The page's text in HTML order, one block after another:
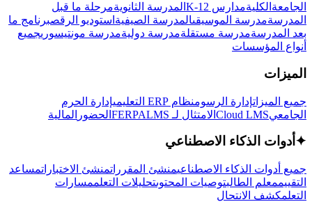
الجامعة الكليةمدارس K-12 المدرسة الثانويةمرحلة ما قبل
المدرسةمدرسة الموسيقىالمدرسة الصيفية استوديو الرقصبرنامج ما
بعد المدرسةمدرسة مستقلةمدرسة دوليةمدرسة مونتيسوريجميع
أنواع المؤسسات
الميزات
جميع الميزاتإدارة الرسومنظام ERP التعليمي
إدارة الحرم
الجامعيCloud LMS الامتثال لـ FERPA LMS الحضور المالية
✦ أدوات الذكاء الاصطناعي
جميع أدوات الذكاء الاصطناعيمنشئ المقرراتمنشئ الاختباراتمساعد
التقييممعلم الطالبتوصيات المحتوىتحليلات التعلممسارات
التعلمكشف الانتحال